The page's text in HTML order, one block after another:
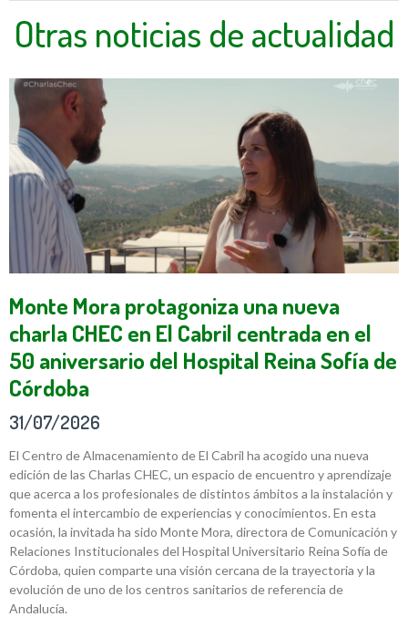
Otras noticias de actualidad
Monte Mora protagoniza una nueva
charla CHEC en El Cabril centrada en el
50 aniversario del Hospital Reina Sofía de
Córdoba
31/07/2026
El Centro de Almacenamiento de El Cabril ha acogido una nueva
edición de las Charlas CHEC, un espacio de encuentro y aprendizaje
que acerca a los profesionales de distintos ámbitos a la instalación y
fomenta el intercambio de experiencias y conocimientos. En esta
ocasión, la invitada ha sido Monte Mora, directora de Comunicación y
Relaciones Institucionales del Hospital Universitario Reina Sofía de
Córdoba, quien comparte una visión cercana de la trayectoria y la
evolución de uno de los centros sanitarios de referencia de
Andalucía.